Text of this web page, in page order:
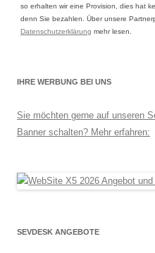
kreative Workflows
optimieren möchte
oder generell […]
so erhalten wir eine Provision, dies hat
denn Sie bezahlen. Über unsere
Datenschutzerklärung mehr lesen.
IHRE WERBUNG BEI UNS
Sie möchten gerne auf unseren
Banner schalten? Mehr erfahren:
SEVDESK ANGEBOTE